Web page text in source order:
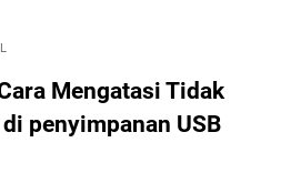
Mengatasi Tidak
penyimpanan USB